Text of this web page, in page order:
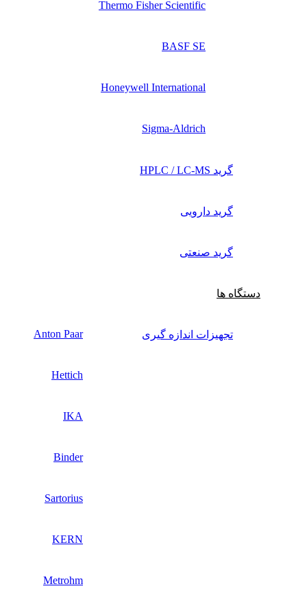
Thermo Fisher Scientific
BASF SE
Honeywell International
Sigma-Aldrich
گرید HPLC / LC-MS
گرید دارویی
گرید صنعتی
دستگاه ها
تجهیزات اندازه گیری Anton Paar
Hettich
IKA
Binder
Sartorius
KERN
Metrohm